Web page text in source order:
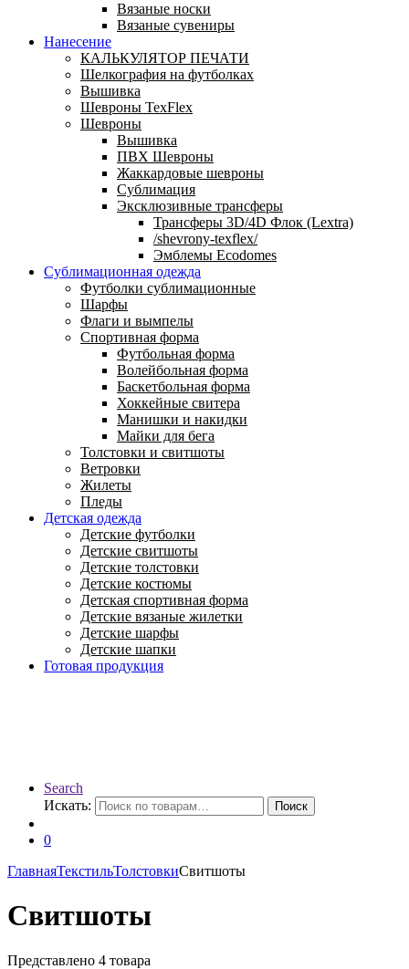
Вязаные носки
Вязаные сувениры
Нанесение
КАЛЬКУЛЯТОР ПЕЧАТИ
Шелкография на футболках
Вышивка
Шевроны TexFlex
Шевроны
Вышивка
ПВХ Шевроны
Жаккардовые шевроны
Сублимация
Эксклюзивные трансферы
Трансферы 3D/4D Флок (Lextra)
/shevrony-texflex/
Эмблемы Ecodomes
Сублимационная одежда
Футболки сублимационные
Шарфы
Флаги и вымпелы
Спортивная форма
Футбольная форма
Волейбольная форма
Баскетбольная форма
Хоккейные свитера
Манишки и накидки
Майки для бега
Толстовки и свитшоты
Ветровки
Жилеты
Пледы
Детская одежда
Детские футболки
Детские свитшоты
Детские толстовки
Детские костюмы
Детская спортивная форма
Детские вязаные жилетки
Детские шарфы
Детские шапки
Готовая продукция
Search
Искать:
Поиск
0
ГлавнаяТекстильТолстовкиСвитшоты
Свитшоты
Представлено 4 товара